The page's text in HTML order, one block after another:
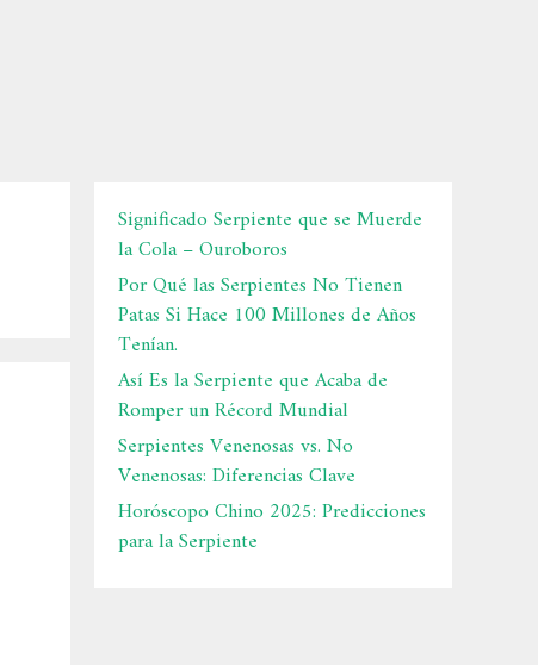
Significado Serpiente que se Muerde
la Cola – Ouroboros
Por Qué las Serpientes No Tienen
Patas Si Hace 100 Millones de Años
Tenían.
Así Es la Serpiente que Acaba de
Romper un Récord Mundial
Serpientes Venenosas vs. No
Venenosas: Diferencias Clave
Horóscopo Chino 2025: Predicciones
para la Serpiente